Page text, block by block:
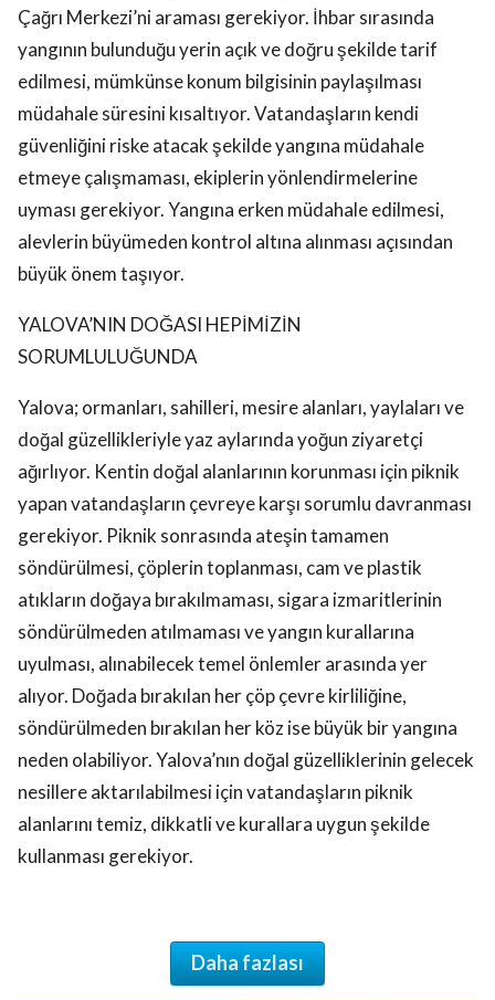
Çağrı Merkezi’ni araması gerekiyor. İhbar sırasında
yangının bulunduğu yerin açık ve doğru şekilde tarif
edilmesi, mümkünse konum bilgisinin paylaşılması
müdahale süresini kısaltıyor. Vatandaşların kendi
güvenliğini riske atacak şekilde yangına müdahale
etmeye çalışmaması, ekiplerin yönlendirmelerine
uyması gerekiyor. Yangına erken müdahale edilmesi,
alevlerin büyümeden kontrol altına alınması açısından
büyük önem taşıyor.
YALOVA’NIN DOĞASI HEPİMİZİN
SORUMLULUĞUNDA
Yalova; ormanları, sahilleri, mesire alanları, yaylaları ve
doğal güzellikleriyle yaz aylarında yoğun ziyaretçi
ağırlıyor. Kentin doğal alanlarının korunması için piknik
yapan vatandaşların çevreye karşı sorumlu davranması
gerekiyor. Piknik sonrasında ateşin tamamen
söndürülmesi, çöplerin toplanması, cam ve plastik
atıkların doğaya bırakılmaması, sigara izmaritlerinin
söndürülmeden atılmaması ve yangın kurallarına
uyulması, alınabilecek temel önlemler arasında yer
alıyor. Doğada bırakılan her çöp çevre kirliliğine,
söndürülmeden bırakılan her köz ise büyük bir yangına
neden olabiliyor. Yalova’nın doğal güzelliklerinin gelecek
nesillere aktarılabilmesi için vatandaşların piknik
alanlarını temiz, dikkatli ve kurallara uygun şekilde
kullanması gerekiyor.
Daha fazlası